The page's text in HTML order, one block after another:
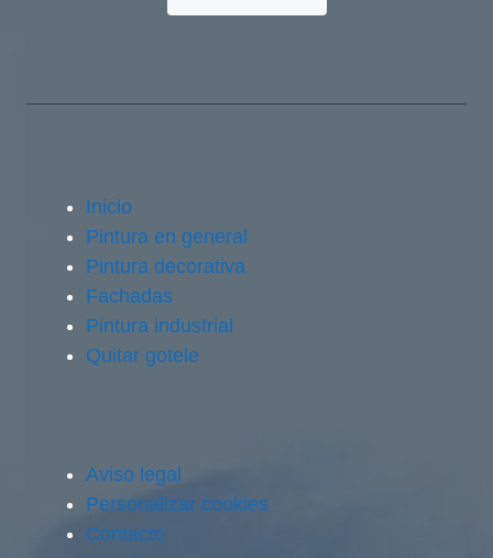
Inicio
Pintura en general
Pintura decorativa
Fachadas
Pintura industrial
Quitar gotele
Aviso legal
Personalizar cookies
Contacto